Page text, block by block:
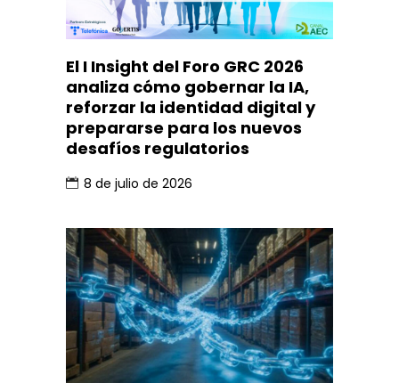
El I Insight del Foro GRC 2026
analiza cómo gobernar la IA,
reforzar la identidad digital y
prepararse para los nuevos
desafíos regulatorios
8 de julio de 2026